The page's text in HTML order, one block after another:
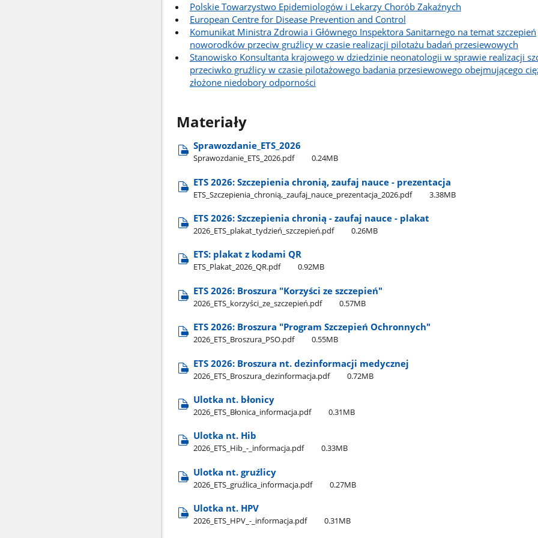
Polskie Towarzystwo Epidemiologów i Lekarzy Chorób Zakaźnych
European Centre for Disease Prevention and Control
Komunikat Ministra Zdrowia i Głównego Inspektora Sanitarnego na temat szczepień
noworodków przeciw gruźlicy w czasie realizacji pilotażu badań przesiewowych
Stanowisko Konsultanta krajowego w dziedzinie neonatologii w sprawie realizacji
przeciwko gruźlicy w czasie pilotażowego badania przesiewowego obejmującego
złożone niedobory odporności
Materiały
Sprawozdanie​_ETS​_2026
Sprawozdanie​_ETS​_2026.pdf 0.24MB
ETS 2026: Szczepienia chronią, zaufaj nauce - prezentacja
ETS​_Szczepienia​_chronią,​_zaufaj​_nauce​_prezentacja​_2026.pdf 3.38MB
ETS 2026: Szczepienia chronią - zaufaj nauce - plakat
2026​_ETS​_plakat​_tydzień​_szczepień.pdf 0.26MB
ETS: plakat z kodami QR
ETS​_Plakat​_2026​_QR.pdf 0.92MB
ETS 2026: Broszura "Korzyści ze szczepień"
2026​_ETS​_korzyści​_ze​_szczepień.pdf 0.57MB
ETS 2026: Broszura "Program Szczepień Ochronnych"
2026​_ETS​_Broszura​_PSO.pdf 0.55MB
ETS 2026: Broszura nt. dezinformacji medycznej
2026​_ETS​_Broszura​_dezinformacja.pdf 0.72MB
Ulotka nt. błonicy
2026​_ETS​_Błonica​_informacja.pdf 0.31MB
Ulotka nt. Hib
2026​_ETS​_Hib​_-​_informacja.pdf 0.33MB
Ulotka nt. gruźlicy
2026​_ETS​_gruźlica​_informacja.pdf 0.27MB
Ulotka nt. HPV
2026​_ETS​_HPV​_-​_informacja.pdf 0.31MB